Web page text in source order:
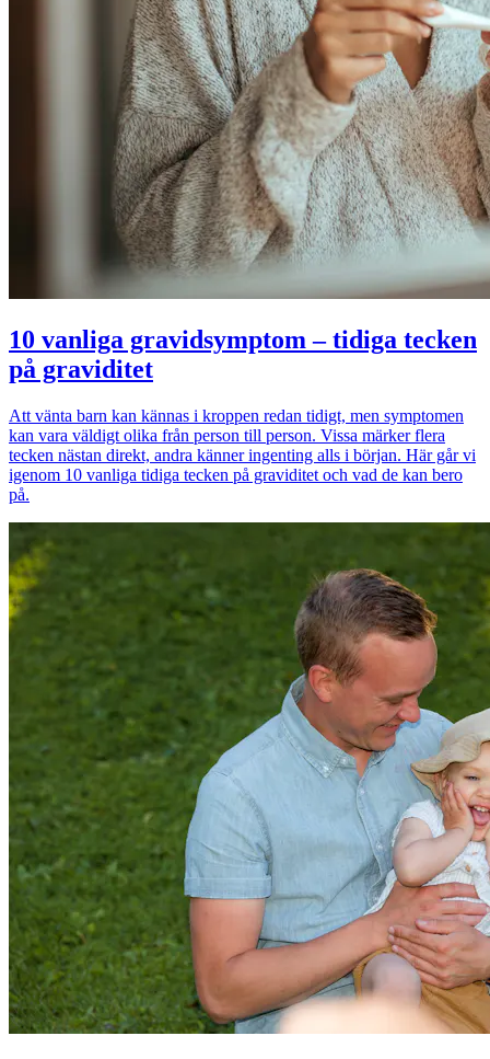
10 vanliga gravidsymptom – tidiga tecken
på graviditet
Att vänta barn kan kännas i kroppen redan tidigt, men symptomen
kan vara väldigt olika från person till person. Vissa märker flera
tecken nästan direkt, andra känner ingenting alls i början. Här går vi
igenom 10 vanliga tidiga tecken på graviditet och vad de kan bero
på.